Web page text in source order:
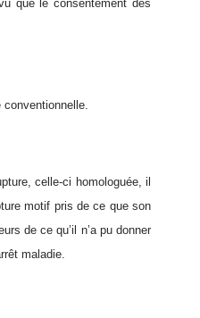
que le consentement des
celle-ci homologuée, il
motif pris de ce que son
de ce qu’il n’a pu donner
maladie.